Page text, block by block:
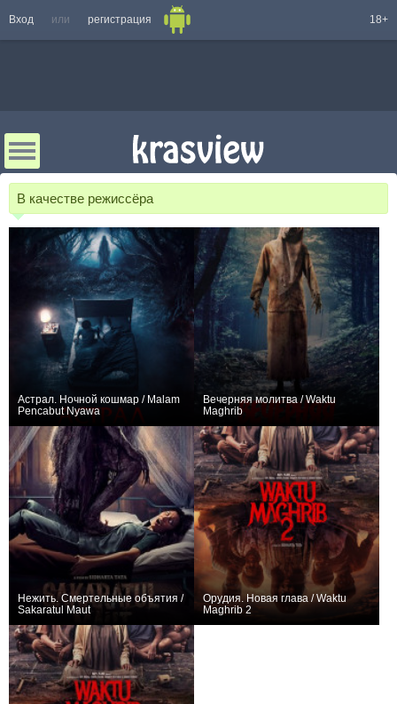
Вход или регистрация 18+
В качестве режиссёра
Астрал. Ночной кошмар / Malam
Pencabut Nyawa
Вечерняя молитва / Waktu
Maghrib
Нежить. Смертельные объятия /
Sakaratul Maut
Орудия. Новая глава / Waktu
Maghrib 2